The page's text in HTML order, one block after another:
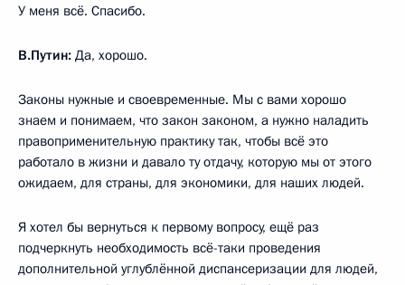
У меня всё. Спасибо.
В.Путин: Да, хорошо.
Законы нужные и своевременные. Мы с вами хорошо
знаем и понимаем, что закон законом, а нужно наладить
правоприменительную практику так, чтобы всё это
работало в жизни и давало ту отдачу, которую мы от этого
ожидаем, для страны, для экономики, для наших людей.
Я хотел бы вернуться к первому вопросу, ещё раз
подчеркнуть необходимость всё-таки проведения
дополнительной углублённой диспансеризации для людей,